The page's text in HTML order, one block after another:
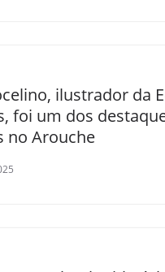
ilustrador da
foi um dos
no Arouche